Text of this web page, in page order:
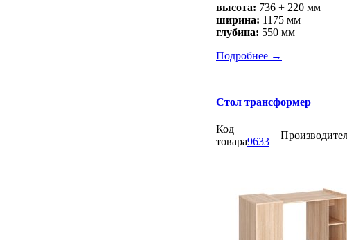
высота: 736 + 220 мм
ширина: 1175 мм
глубина: 550 мм
Подробнее →
Стол трансформер
Код
товара9633